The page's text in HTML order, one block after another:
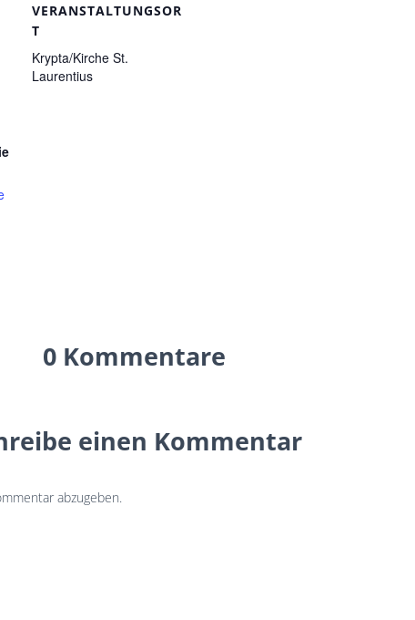
VERANSTALTUNGSOR
T
Krypta/Kirche St.
Laurentius
0 Kommentare
einen Kommentar
abzugeben.